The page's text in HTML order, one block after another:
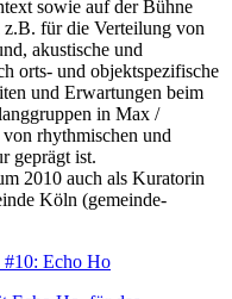
sowie auf der Bühne
z.B. für die Verteilung von
akustische und
orts- und objektspezifische
und Erwartungen beim
in Max /
rhythmischen und
geprägt ist.
2010 auch als Kuratorin
Köln (gemeinde-
Echo Ho